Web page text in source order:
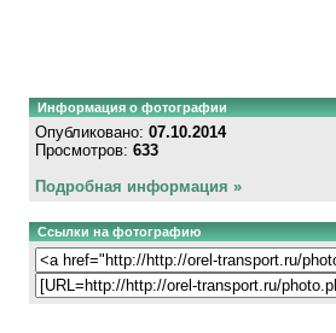
Информация о фотографии
Опубликовано: 07.10.2014
Просмотров: 633
Подробная информация »
Ссылки на фотографию